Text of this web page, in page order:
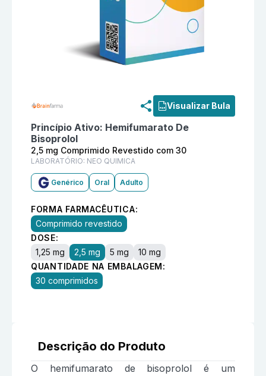
Visualizar Bula
Princípio Ativo: Hemifumarato De
Bisoprolol
2,5 mg Comprimido Revestido com 30
LABORATÓRIO: NEO QUIMICA
Genérico Oral Adulto
FORMA FARMACÊUTICA:
Comprimido revestido
DOSE:
1,25 mg
2,5 mg 5 mg
10 mg
QUANTIDADE NA EMBALAGEM:
30 comprimidos
Descrição do Produto
O hemifumarato de bisoprolol é um